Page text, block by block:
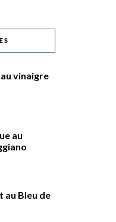
vinaigre
au
au Bleu de